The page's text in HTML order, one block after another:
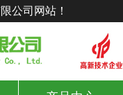
公司网站！